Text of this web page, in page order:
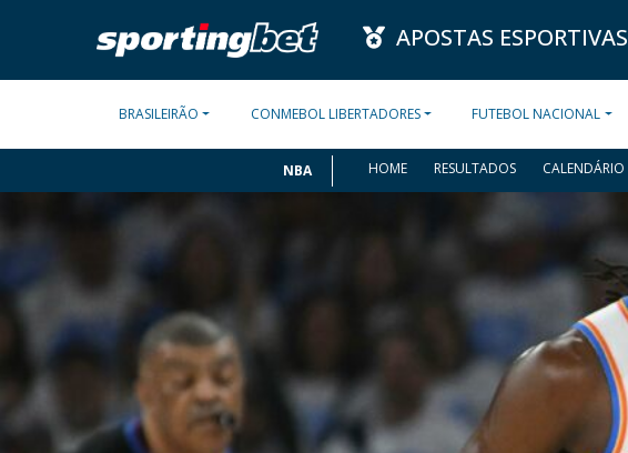
APOSTAS ESPORTIVAS
BRASILEIRÃO CONMEBOL LIBERTADORES FUTEBOL NACIONAL
NBA HOME RESULTADOS CALENDÁRIO